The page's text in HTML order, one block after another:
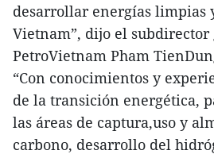
desarrollar energías limpias
Vietnam”, dijo el subdirector
PetroVietnam Pham
“Con conocimientos y
de la transición energética,
las áreas de captura,uso y
carbono, desarrollo del